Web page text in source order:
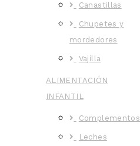
Canastillas
Chupetes y
mordedores
Vajilla
ALIMENTACIÓN
INFANTIL
Complementos
Leches